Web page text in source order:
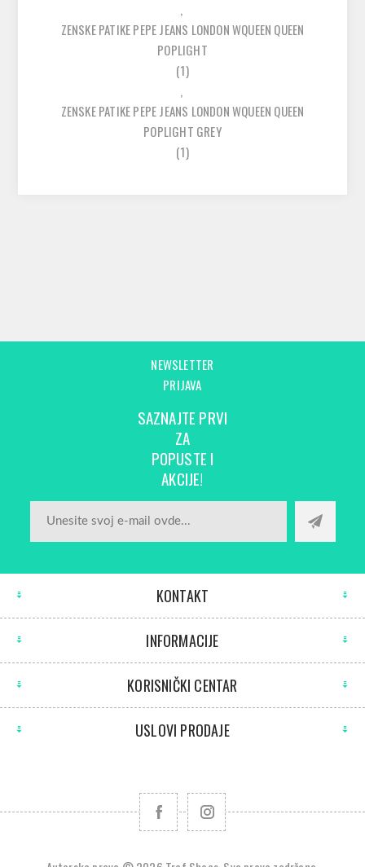
,
ZENSKE PATIKE PEPE JEANS LONDON WQUEEN QUEEN
POPLIGHT
(1)
,
ZENSKE PATIKE PEPE JEANS LONDON WQUEEN QUEEN
POPLIGHT GREY
(1)
NEWSLETTER
PRIJAVA
SAZNAJTE PRVI
ZA
POPUSTE I
AKCIJE!
KONTAKT
INFORMACIJE
KORISNIČKI CENTAR
USLOVI PRODAJE